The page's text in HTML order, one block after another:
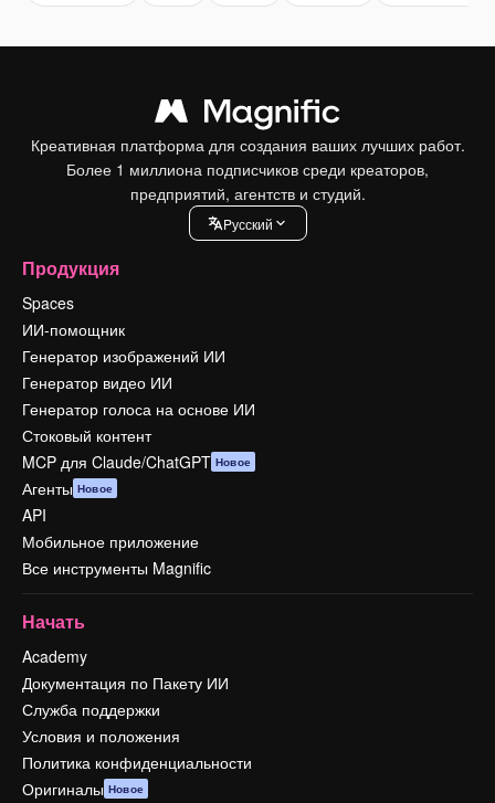
Креативная платформа для создания ваших лучших работ.
Более 1 миллиона подписчиков среди креаторов,
предприятий, агентств и студий.
Pусский
Продукция
Spaces
ИИ-помощник
Генератор изображений ИИ
Генератор видео ИИ
Генератор голоса на основе ИИ
Стоковый контент
MCP для Claude/ChatGPT Новое
Агенты Новое
API
Мобильное приложение
Все инструменты Magnific
Начать
Academy
Документация по Пакету ИИ
Служба поддержки
Условия и положения
Политика конфиденциальности
Оригиналы Новое